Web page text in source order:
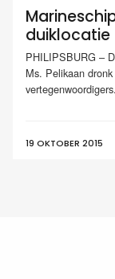
duiklocatie
PHILIPSBURG –
Ms. Pelikaan
19 OKTOBER 2015